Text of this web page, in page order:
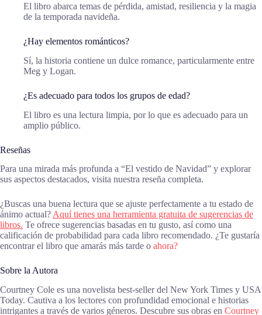
El libro abarca temas de pérdida, amistad, resiliencia y la magia
de la temporada navideña.
¿Hay elementos románticos?
Sí, la historia contiene un dulce romance, particularmente entre
Meg y Logan.
¿Es adecuado para todos los grupos de edad?
El libro es una lectura limpia, por lo que es adecuado para un
amplio público.
Reseñas
Para una mirada más profunda a “El vestido de Navidad” y explorar
sus aspectos destacados, visita nuestra reseña completa.
¿Buscas una buena lectura que se ajuste perfectamente a tu estado de
ánimo actual? Aquí tienes una herramienta gratuita de sugerencias de
libros. Te ofrece sugerencias basadas en tu gusto, así como una
calificación de probabilidad para cada libro recomendado. ¿Te gustaría
encontrar el libro que amarás más tarde o ahora?
Sobre la Autora
Courtney Cole es una novelista best-seller del New York Times y USA
Today. Cautiva a los lectores con profundidad emocional e historias
intrigantes a través de varios géneros. Descubre sus obras en Courtney